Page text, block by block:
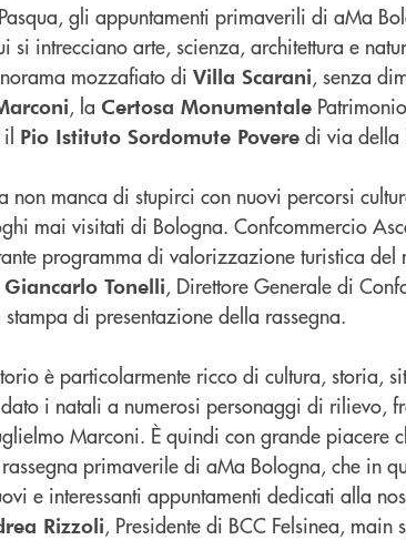
gli appuntamenti primaverili di aMa
si intrecciano arte, scienza, architettura e
mozzafiato di Villa Scarani, senza
, la Certosa Monumentale
il Pio Istituto Sordomute Povere di via della
non manca di stupirci con nuovi percorsi
mai visitati di Bologna. Confcommercio
programma di valorizzazione turistica del
Giancarlo Tonelli, Direttore Generale di
di presentazione della rassegna.
è particolarmente ricco di cultura, storia,
i natali a numerosi personaggi di rilievo,
Marconi. È quindi con grande piacere
primaverile di aMa Bologna, che in
e interessanti appuntamenti dedicati alla
Rizzoli, Presidente di BCC Felsinea, main